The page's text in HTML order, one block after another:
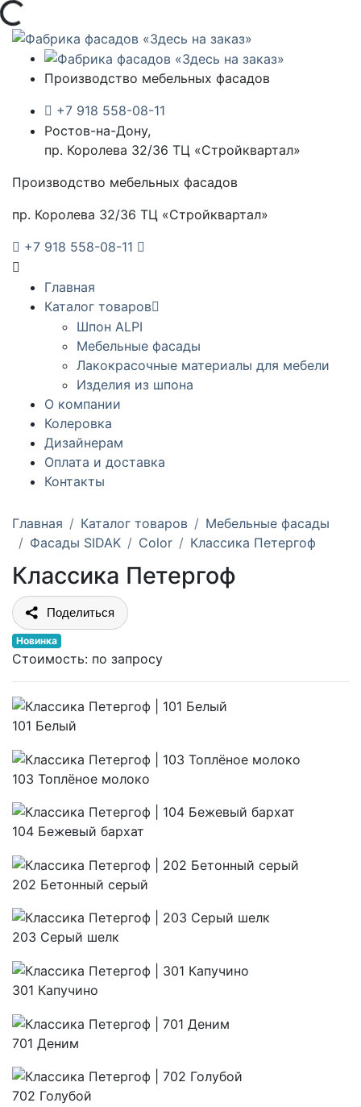
Загрузка...
Производство мебельных фасадов
+7 918 558-08-11
Ростов-на-Дону,
пр. Королева 32/36 ТЦ «Стройквартал»
Производство мебельных фасадов
пр. Королева 32/36 ТЦ «Стройквартал»
+7 918 558-08-11
Главная
Каталог товаров
Шпон ALPI
Мебельные фасады
Лакокрасочные материалы для мебели
Изделия из шпона
О компании
Колеровка
Дизайнерам
Оплата и доставка
Контакты
Главная Каталог товаров
Мебельные фасады
Фасады SIDAK
Color Классика Петергоф
Классика Петергоф
Поделиться
Новинка
Стоимость: по запросу
101 Белый
103 Топлёное молоко
104 Бежевый бархат
202 Бетонный серый
203 Серый шелк
301 Капучино
701 Деним
702 Голубой